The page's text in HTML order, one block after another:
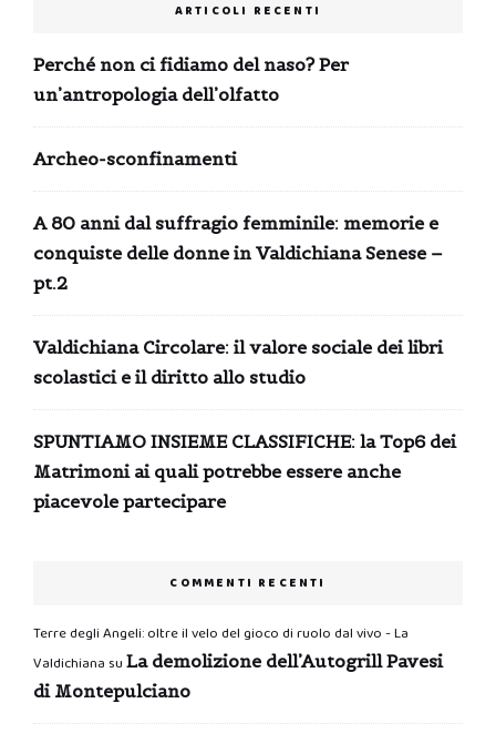
ARTICOLI RECENTI
Perché non ci fidiamo del naso? Per
un’antropologia dell’olfatto
Archeo-sconfinamenti
A 80 anni dal suffragio femminile: memorie e
conquiste delle donne in Valdichiana Senese –
pt.2
Valdichiana Circolare: il valore sociale dei libri
scolastici e il diritto allo studio
SPUNTIAMO INSIEME CLASSIFICHE: la Top6 dei
Matrimoni ai quali potrebbe essere anche
piacevole partecipare
COMMENTI RECENTI
Terre degli Angeli: oltre il velo del gioco di ruolo dal vivo - La
Valdichiana su La demolizione dell’Autogrill Pavesi
di Montepulciano